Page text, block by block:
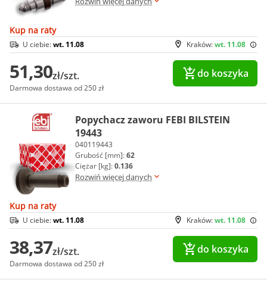
Kup na raty
Kraków:wt. 11.08
U ciebie:wt. 11.08
51,30zł/szt.
Darmowa dostawa od 250 zł
do koszyka
Popychacz zaworu FEBI BILSTEIN
19443
040119443
Grubość [mm]:62
Ciężar [kg]:0.136
Rozwiń więcej danych
Kup na raty
Kraków:wt. 11.08
U ciebie:wt. 11.08
38,37zł/szt.
Darmowa dostawa od 250 zł
do koszyka